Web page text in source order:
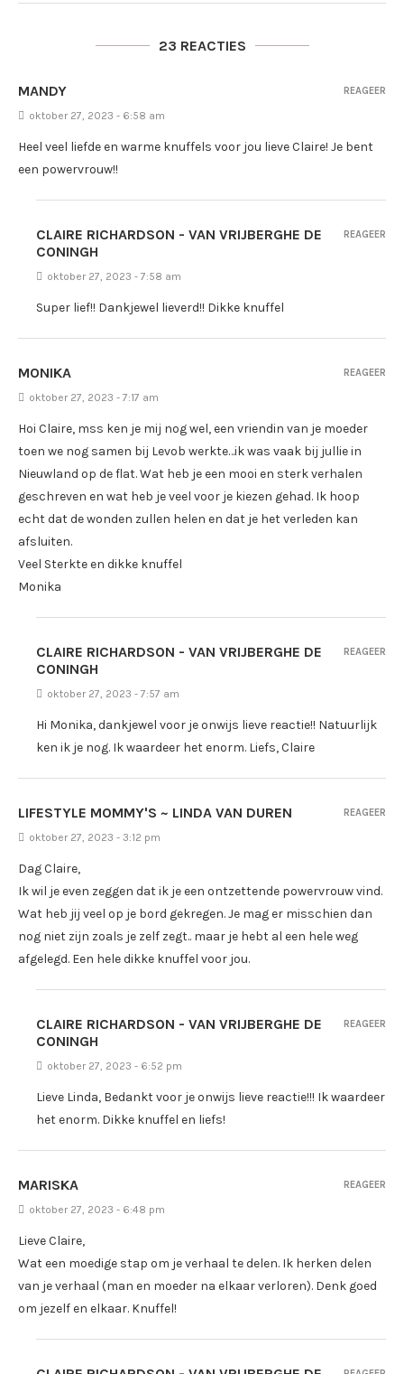
23 REACTIES
MANDY
oktober 27, 2023 - 6:58 am
Heel veel liefde en warme knuffels voor jou lieve Claire! Je bent
een powervrouw!!
REAGEER
CLAIRE RICHARDSON - VAN VRIJBERGHE DE
CONINGH
oktober 27, 2023 - 7:58 am
Super lief!! Dankjewel lieverd!! Dikke knuffel
REAGEER
MONIKA
oktober 27, 2023 - 7:17 am
Hoi Claire, mss ken je mij nog wel, een vriendin van je moeder
toen we nog samen bij Levob werkte…ik was vaak bij jullie in
Nieuwland op de flat. Wat heb je een mooi en sterk verhalen
geschreven en wat heb je veel voor je kiezen gehad. Ik hoop
echt dat de wonden zullen helen en dat je het verleden kan
afsluiten.
Veel Sterkte en dikke knuffel
Monika
REAGEER
CLAIRE RICHARDSON - VAN VRIJBERGHE DE
CONINGH
oktober 27, 2023 - 7:57 am
Hi Monika, dankjewel voor je onwijs lieve reactie!! Natuurlijk
ken ik je nog. Ik waardeer het enorm. Liefs, Claire
REAGEER
LIFESTYLE MOMMY'S ~ LINDA VAN DUREN
oktober 27, 2023 - 3:12 pm
Dag Claire,
Ik wil je even zeggen dat ik je een ontzettende powervrouw vind.
Wat heb jij veel op je bord gekregen. Je mag er misschien dan
nog niet zijn zoals je zelf zegt.. maar je hebt al een hele weg
afgelegd. Een hele dikke knuffel voor jou.
REAGEER
CLAIRE RICHARDSON - VAN VRIJBERGHE DE
CONINGH
oktober 27, 2023 - 6:52 pm
Lieve Linda, Bedankt voor je onwijs lieve reactie!!! Ik waardeer
het enorm. Dikke knuffel en liefs!
REAGEER
MARISKA
oktober 27, 2023 - 6:48 pm
Lieve Claire,
Wat een moedige stap om je verhaal te delen. Ik herken delen
van je verhaal (man en moeder na elkaar verloren). Denk goed
om jezelf en elkaar. Knuffel!
REAGEER